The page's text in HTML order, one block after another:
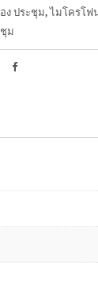
ง ประชุม,ไมโครโฟ
ม